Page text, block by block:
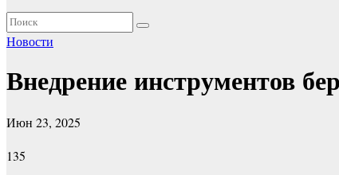
Новости
Внедрение инструментов
Июн 23, 2025
135